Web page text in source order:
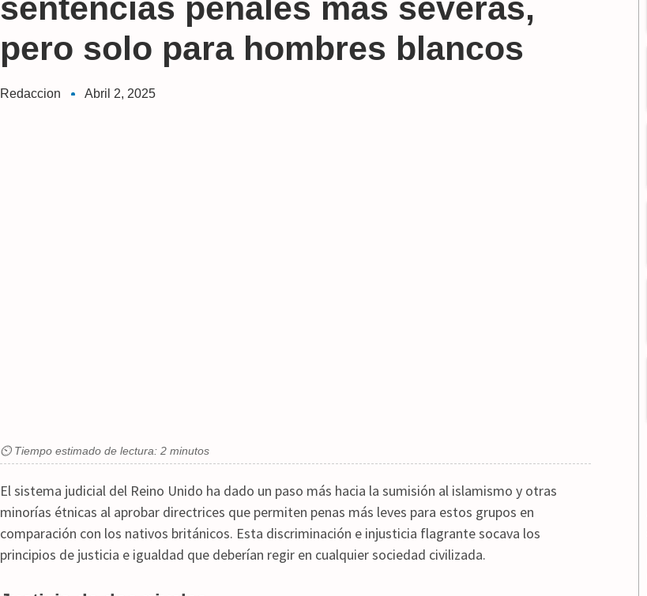
sentencias penales más severas,
pero solo para hombres blancos
Redaccion Abril 2, 2025
⏲ Tiempo estimado de lectura: 2 minutos
El sistema judicial del Reino Unido ha dado un paso más hacia la sumisión al islamismo y otras
minorías étnicas al aprobar directrices que permiten penas más leves para estos grupos en
comparación con los nativos británicos. Esta discriminación e injusticia flagrante socava los
principios de justicia e igualdad que deberían regir en cualquier sociedad civilizada.